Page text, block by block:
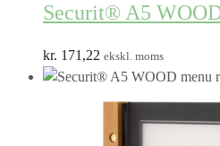
Securit® A5
kr. 171,22 ekskl. moms